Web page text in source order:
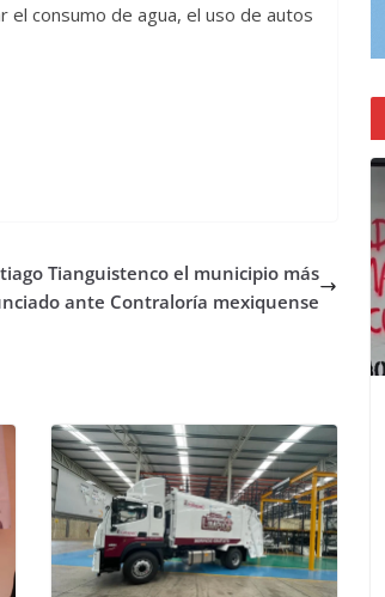
consumo de agua, el uso de autos
Tianguistenco el municipio más
ante Contraloría mexiquense